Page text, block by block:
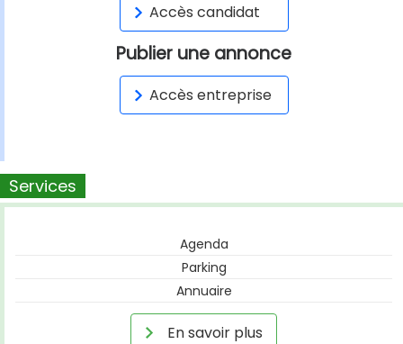
Accès candidat
Publier une annonce
Accès entreprise
Services
Agenda
Parking
Annuaire
En savoir plus